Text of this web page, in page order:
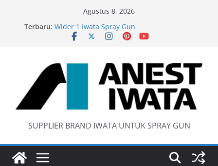
Agustus 8, 2026
Terbaru: Wider 1 Iwata Spray Gun
Anest Iwata W71 C Original
Iwata W 71 New Model ….Last generation…
SUPPLIER BRAND IWATA UNTUK SPRAY GUN